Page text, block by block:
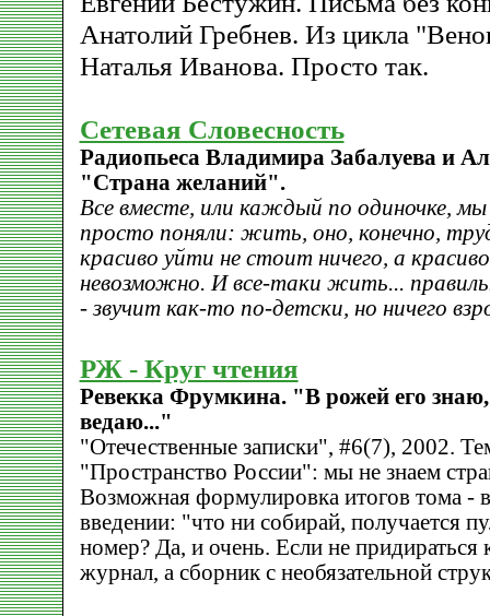
Анатолий Гребнев. Из цикла
Наталья Иванова. Просто так.
Сетевая Словесность
Радиопьеса Владимира Забалуева и
"Страна желаний".
Все вместе, или каждый по одиночке,
просто поняли: жить, оно, конечно,
красиво уйти не стоит ничего, а
невозможно. И все-таки жить...
- звучит как-то по-детски, но ничего
РЖ - Круг чтения
Ревекка Фрумкина. "В рожей его знаю,
ведаю..."
"Отечественные записки", #6(7), 2002.
"Пространство России": мы не знаем
Возможная формулировка итогов тома -
введении: "что ни собирай, получается
номер? Да, и очень. Если не придираться
журнал, а сборник с необязательной